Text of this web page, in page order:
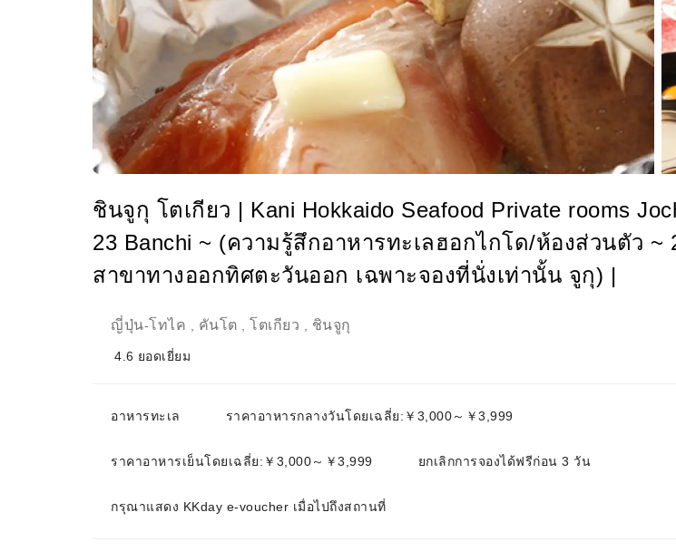
ชินจูกุ โตเกียว | Kani Hokkaido Seafood Private rooms
23 Banchi ~ (ความรู้สึกอาหารทะเลฮอกไกโด/ห้องส่วนตัว ~
สาขาทางออกทิศตะวันออก เฉพาะจองที่นั่งเท่านั้น จูกุ) |
ญี่ปุ่น-โทไค คันโต โตเกียว ชินจูกุ
4.6 ยอดเยี่ยม
อาหารทะเล ราคาอาหารกลางวันโดยเฉลี่ย:￥3,000～￥3,999
ราคาอาหารเย็นโดยเฉลี่ย:￥3,000～￥3,999 ยกเลิกการจองได้ฟรีก่อน 3 วัน
กรุณาแสดง KKday e-voucher เมื่อไปถึงสถานที่